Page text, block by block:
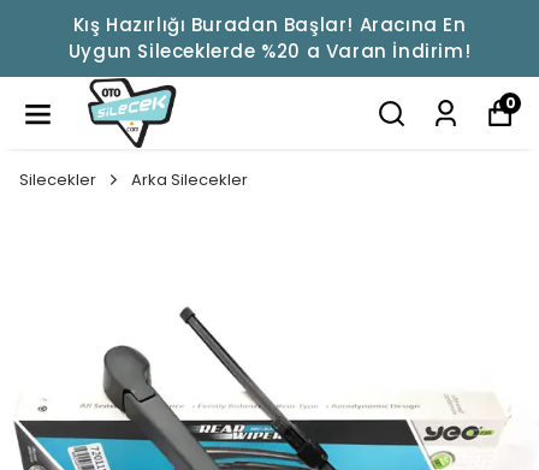
Kış Hazırlığı Buradan Başlar! Aracına En
Uygun Sileceklerde %20 a Varan İndirim!
0
Silecekler Arka Silecekler